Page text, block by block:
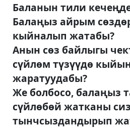
Баланын тили
Балаңыз айрым
кыйналып жатабы?
Анын сөз байлыгы
сүйлөм түзүүдө
жаратуудабы?
Же болбосо, балаңыз
сүйлөбөй жатканы
тынчсыздандырып